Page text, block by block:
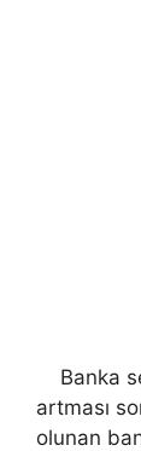
Banka
artması
olunan